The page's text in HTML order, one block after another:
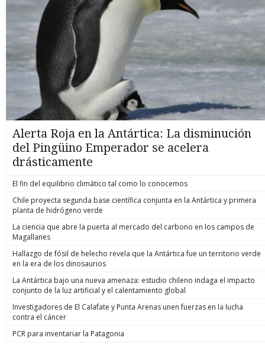
Alerta Roja en la Antártica: La disminución
del Pingüino Emperador se acelera
drásticamente
El fin del equilibrio climático tal como lo conocemos
Chile proyecta segunda base científica conjunta en la Antártica y primera
planta de hidrógeno verde
La ciencia que abre la puerta al mercado del carbono en los campos de
Magallanes
Hallazgo de fósil de helecho revela que la Antártica fue un territorio verde
en la era de los dinosaurios
La Antártica bajo una nueva amenaza: estudio chileno indaga el impacto
conjunto de la luz artificial y el calentamiento global
Investigadores de El Calafate y Punta Arenas unen fuerzas en la lucha
contra el cáncer
PCR para inventariar la Patagonia